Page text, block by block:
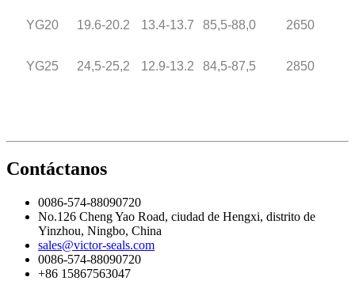
YG20 19.6-20.2 13.4-13.7 85,5-88,0 2650
YG25 24,5-25,2 12.9-13.2 84,5-87,5 2850
Contáctanos
0086-574-88090720
No.126 Cheng Yao Road, ciudad de Hengxi, distrito de
Yinzhou, Ningbo, China
sales@victor-seals.com
0086-574-88090720
+86 15867563047